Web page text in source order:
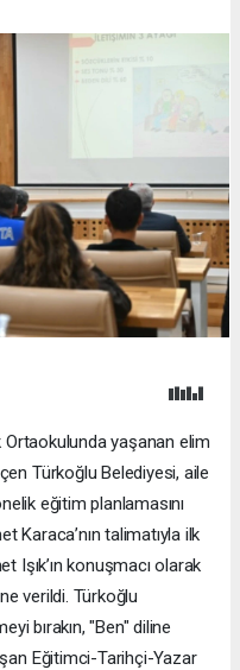
yaşanan elim
Türkoğlu Belediyesi, aile
eğitim planlamasını
Karaca’nın talimatıyla ilk
Işık’ın konuşmacı olarak
verildi. Türkoğlu
bırakın, "Ben" diline
Eğitimci-Tarihçi-Yazar